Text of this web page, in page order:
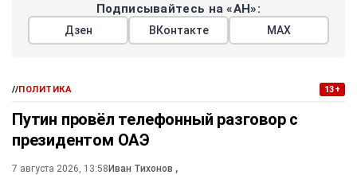
Подписывайтесь на «АН»:
Дзен ВКонтакте МАХ
//ПОЛИТИКА 13+
Путин провёл телефонный разговор с
президентом ОАЭ
7 августа 2026, 13:58 Иван Тихонов ,